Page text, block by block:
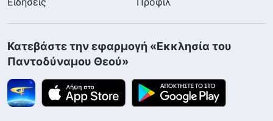
Κατεβάστε την εφαρμογή «Εκκλησία του
Παντοδύναμου Θεού»